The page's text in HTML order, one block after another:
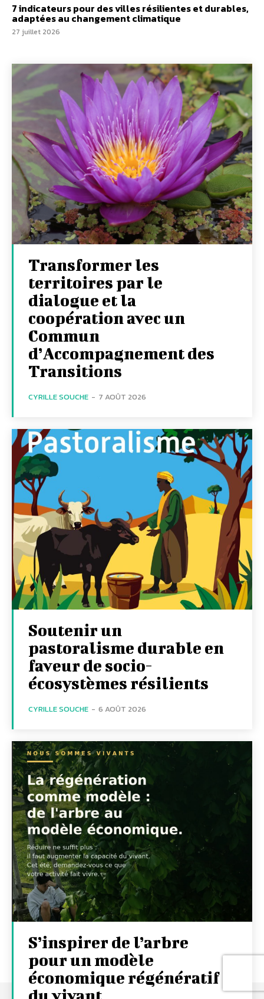
7 indicateurs pour des villes résilientes et durables,
adaptées au changement climatique
27 juillet 2026
Transformer les
territoires par le
dialogue et la
coopération avec un
Commun
d’Accompagnement des
Transitions
CYRILLE SOUCHE - 7 AOÛT 2026
Soutenir un
pastoralisme durable en
faveur de socio-
écosystèmes résilients
CYRILLE SOUCHE - 6 AOÛT 2026
S’inspirer de l’arbre
pour un modèle
économique régénératif
du vivant …